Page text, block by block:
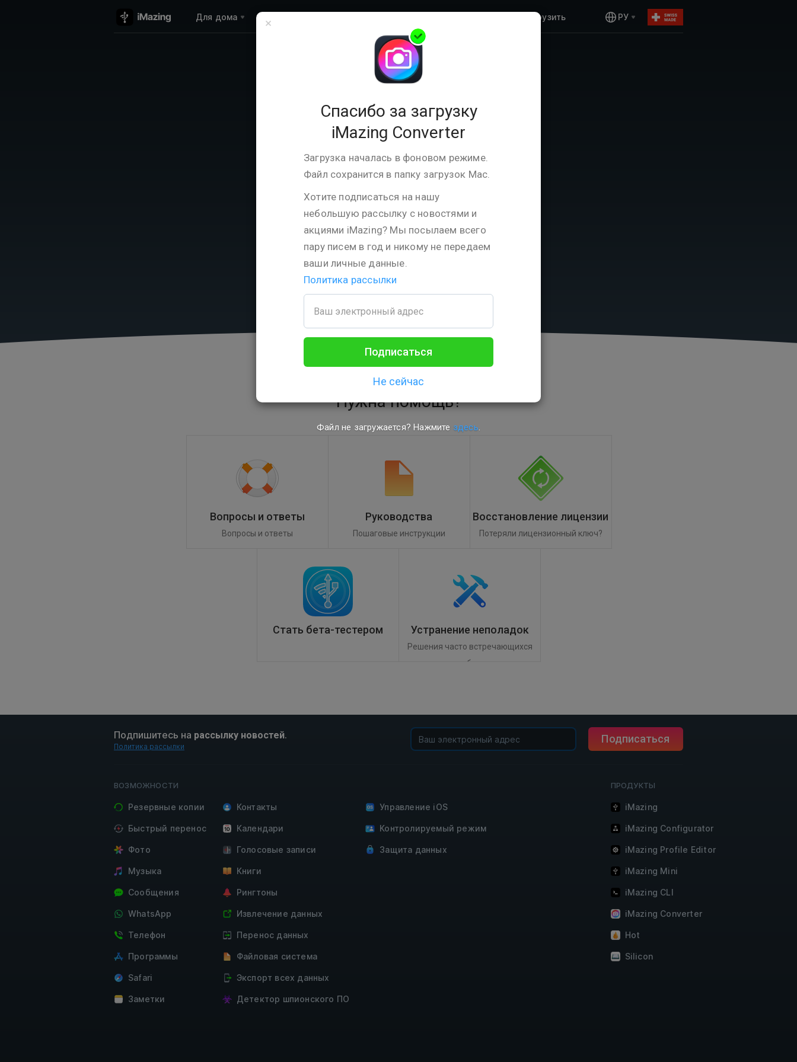
Для дома Загрузить РУ
Thank you for downloading
iMazing Converter for
Windows
Версия:
Размер:
40.8 MB
Совместимость:
Windows 7 or higher
Поддерживает:
HEVC (H.265) to
Файл не загружается? Нажмите
Нужна помощь?
Вопросы и ответы
Вопросы и ответы
Руководства
Пошаговые инструкции
Восстановление лицензии
Потеряли лицензионный ключ?
Стать бета-тестером Устранение неполадок
Решения часто встречающихся
проблем
×
Спасибо за загрузку
iMazing Converter
Загрузка началась в фоновом режиме.
Файл сохранится в папку загрузок Mac.
Хотите подписаться на нашу
небольшую рассылку с новостями и
акциями iMazing? Мы посылаем всего
пару писем в год и никому не передаем
ваши личные данные.
Политика рассылки
Подписаться
Не сейчас
Файл не загружается? Нажмите здесь.
Подпишитесь на рассылку новостей.
Политика рассылки
Подписаться
ВОЗМОЖНОСТИ
Резервные копии
Быстрый перенос
Фото
Музыка
Сообщения
WhatsApp
Телефон
Программы
Safari
Заметки
Контакты
Календари
Голосовые записи
Книги
Рингтоны
Извлечение данных
Перенос данных
Файловая система
Экспорт всех данных
Детектор шпионского ПО
Управление iOS
Контролируемый режим
Защита данных
ПРОДУКТЫ
iMazing
iMazing Configurator
iMazing Profile Editor
iMazing Mini
iMazing CLI
iMazing Converter
Hot
Silicon